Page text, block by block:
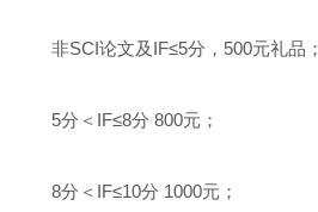
非SCI论文及IF≤5分，500元礼品；
5分＜IF≤8分 800元；
8分＜IF≤10分 1000元；